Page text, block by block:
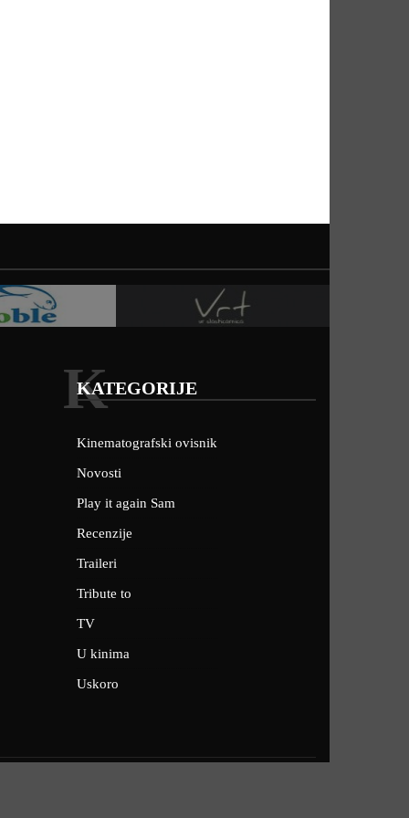
KATEGORIJE
K
Kinematografski ovisnik
Novosti
Play it again Sam
Recenzije
Traileri
Tribute to
TV
U kinima
Uskoro